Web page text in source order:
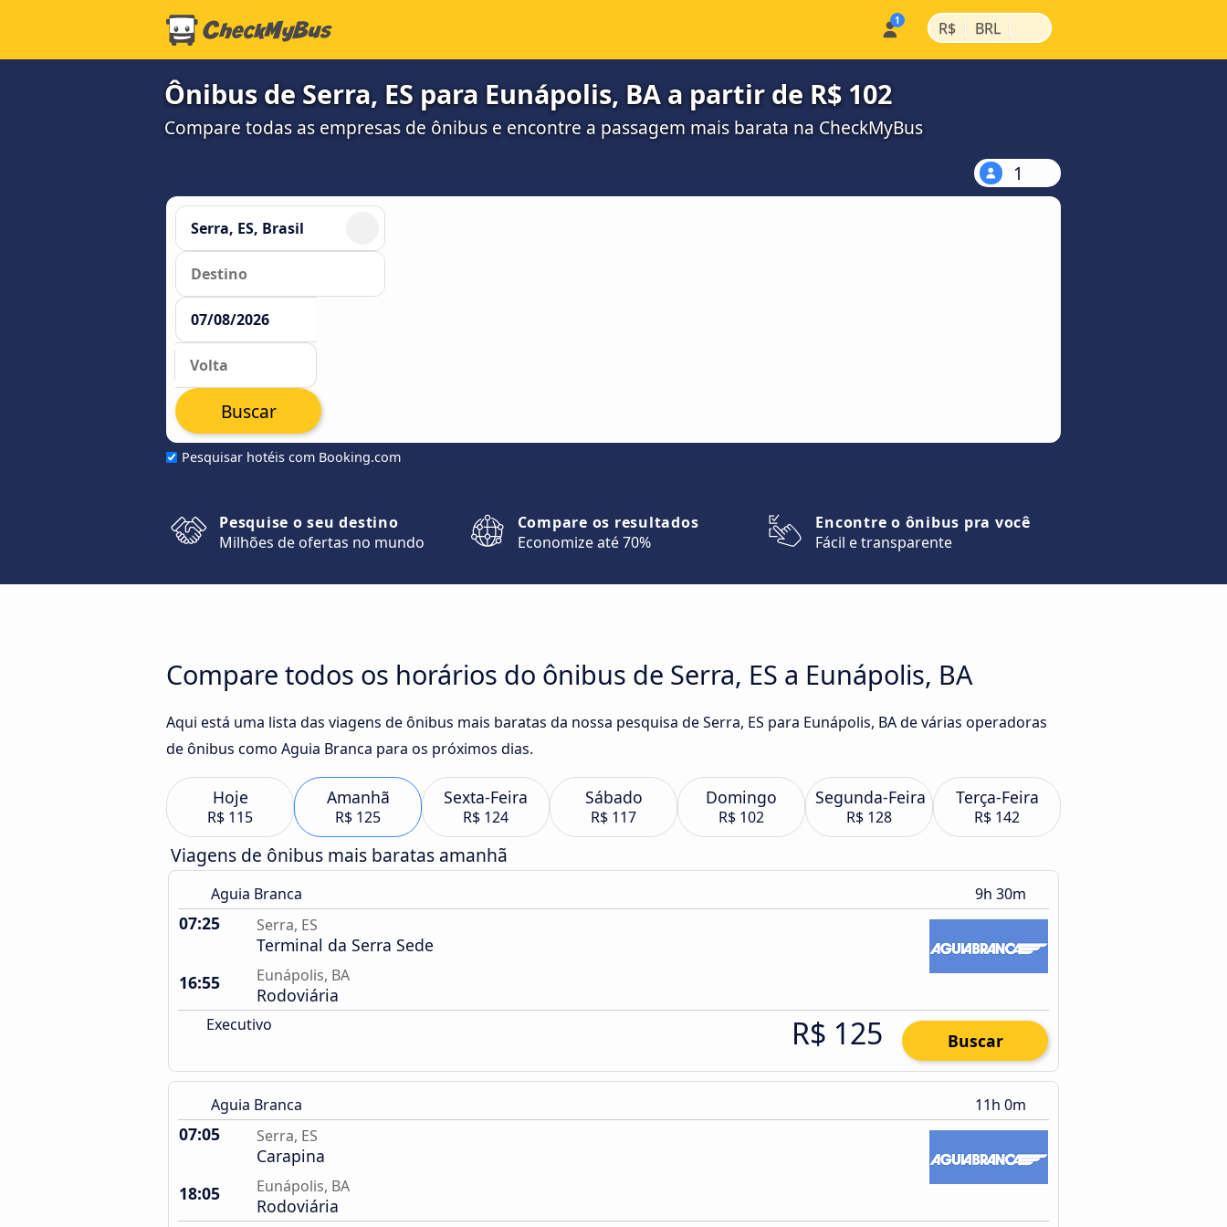
R$ | BRL |
Ônibus de Serra, ES para Eunápolis, BA a partir de R$ 102
Compare todas as empresas de ônibus e encontre a passagem mais barata na CheckMyBus
1
Pesquisar hotéis com Booking.com
Buscar
Pesquise o seu destino
Milhões de ofertas no mundo
Compare os resultados
Economize até 70%
Encontre o ônibus pra você
Fácil e transparente
Compare todos os horários do ônibus de Serra, ES a Eunápolis, BA
Aqui está uma lista das viagens de ônibus mais baratas da nossa pesquisa de Serra, ES para Eunápolis, BA de várias operadoras
de ônibus como Aguia Branca para os próximos dias.
Hoje
R$ 115
Amanhã
R$ 125
Sexta-Feira
R$ 124
Sábado
R$ 117
Domingo
R$ 102
Segunda-Feira
R$ 128
Terça-Feira
R$ 142
Viagens de ônibus mais baratas amanhã
Aguia Branca 9h 30m
07:25 Serra, ES
Terminal da Serra Sede
16:55
Eunápolis, BA
Rodoviária
Executivo R$ 125 Buscar
Aguia Branca 11h 0m
07:05 Serra, ES
Carapina
18:05
Eunápolis, BA
Rodoviária